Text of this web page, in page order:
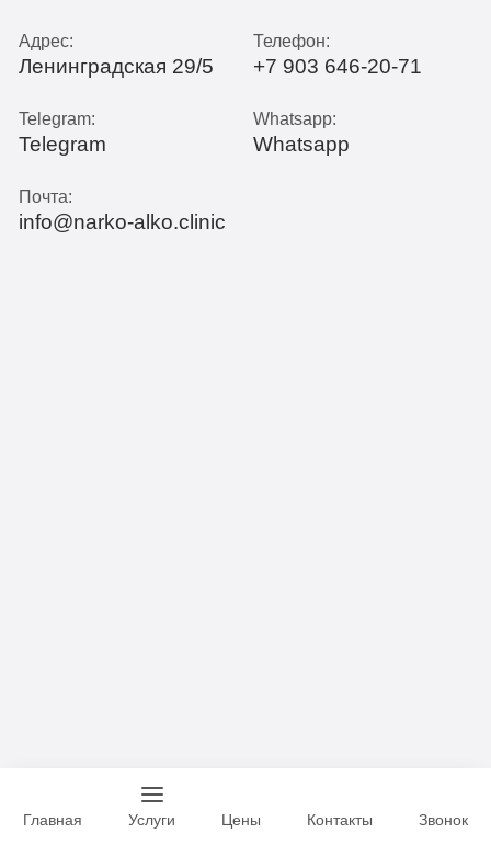
Адрес:
Ленинградская 29/5
Телефон:
+7 903 646-20-71
Telegram:
Telegram
Whatsapp:
Whatsapp
Почта:
info@narko-alko.clinic
Главная Услуги Цены Контакты Звонок